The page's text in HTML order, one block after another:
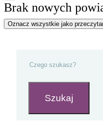
Brak nowych
Oznacz wszystkie jako
Szukaj